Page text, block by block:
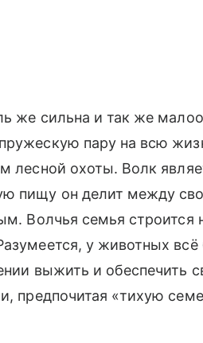
же сильна и так же
пару на всю
лесной охоты. Волк
пищу он делит между
Волчья семья
у животных
выжить и обеспечить
предпочитая «тихую